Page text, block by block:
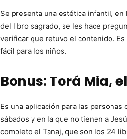
Se presenta una estética infantil,
del libro sagrado, se les hace
verificar que retuvo el contenido. Es
fácil para los niños.
Bonus: Torá Mia,
Es una aplicación para las
sábados y en la que no tienen a
completo el Tanaj, que son los 24